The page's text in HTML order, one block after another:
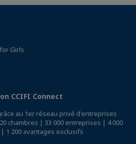
Girls
CCIFI Connect
au 1er réseau privé d'entreprises
chambres | 33 000 entreprises | 4 000
1 200 avantages exclusifs